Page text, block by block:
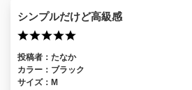
シンプルだけど高級感
投稿者： たなか
カラー： ブラック
サイズ： M